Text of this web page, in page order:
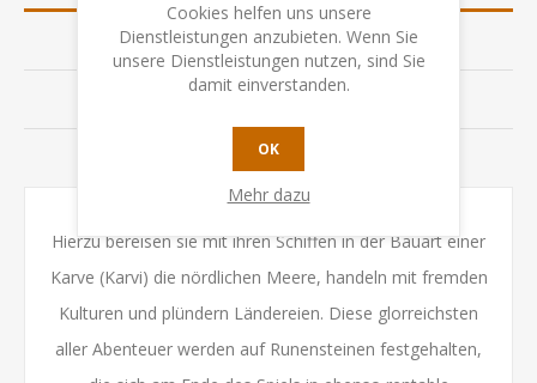
SPEZIFIKATION
KONTAKTIEREN SIE UNS
Hierzu bereisen sie mit ihren Schiffen in der Bauart einer
Karve (Karvi) die nördlichen Meere, handeln mit fremden
Kulturen und plündern Ländereien. Diese glorreichsten
aller Abenteuer werden auf Runensteinen festgehalten,
Cookies helfen uns unsere
Dienstleistungen anzubieten. Wenn Sie
unsere Dienstleistungen nutzen, sind Sie
damit einverstanden.
OK
Mehr dazu